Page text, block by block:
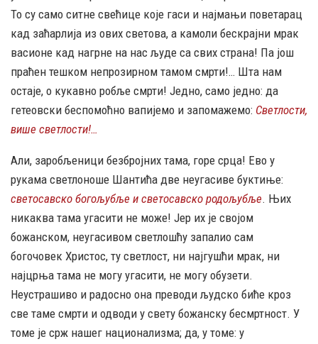
То су само ситне свећице које гаси и најмањи поветарац
кад заћарлија из ових светова, а камоли бескрајни мрак
васионе кад нагрне на нас људе са свих страна! Па још
праћен тешком непрозирном тамом смрти!… Шта нам
остаје, о кукавно робље смрти! Једно, само једно: да
гетеовски беспомоћно вапијемо и запомажемо: Светлости,
више светлости!…
Али, заробљеници безбројних тама, горе срца! Ево у
рукама светлоноше Шантића две неугасиве буктиње:
светосавско богољубље и светосавско родољубље. Њих
никаква тама угасити не може! Јер их је својом
божанском, неугасивом светлошћу запалио сам
богочовек Христос, ту светлост, ни најгушћи мрак, ни
најцрња тама не могу угасити, не могу обузети.
Неустрашиво и радосно она преводи људско биће кроз
све таме смрти и одводи у свету божанску бесмртност. У
томе је срж нашег национализма; да, у томе: у